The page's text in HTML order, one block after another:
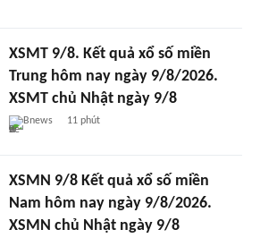
XSMT 9/8. Kết quả xổ số miền
Trung hôm nay ngày 9/8/2026.
XSMT chủ Nhật ngày 9/8
Bnews 11 phút
XSMN 9/8 Kết quả xổ số miền
Nam hôm nay ngày 9/8/2026.
XSMN chủ Nhật ngày 9/8